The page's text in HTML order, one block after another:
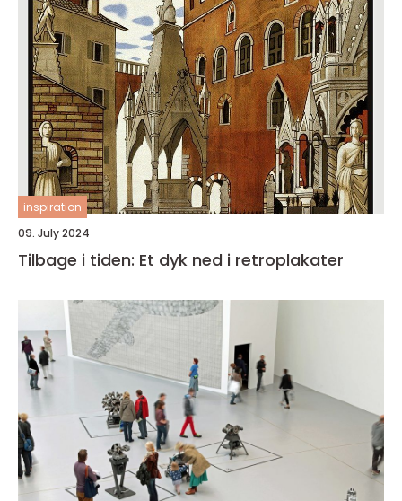
inspiration
09. July 2024
Tilbage i tiden: Et dyk ned i retroplakater